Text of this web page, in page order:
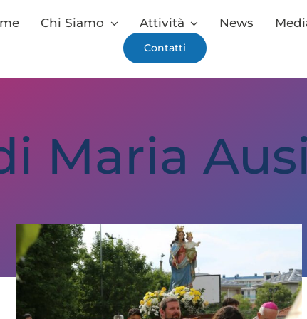
Chi Siamo Attività News
Contatti
Maria